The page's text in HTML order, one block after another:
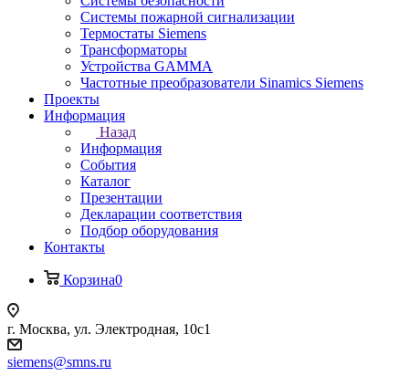
Системы пожарной сигнализации
Термостаты Siemens
Трансформаторы
Устройства GAMMA
Частотные преобразователи Sinamics Siemens
Проекты
Информация
Назад
Информация
События
Каталог
Презентации
Декларации соответствия
Подбор оборудования
Контакты
Корзина0
г. Москва, ул. Электродная, 10с1
siemens@smns.ru